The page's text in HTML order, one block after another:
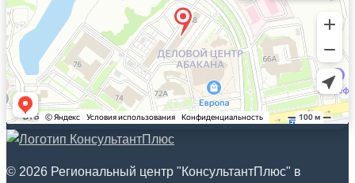
© 2026 Региональный центр "КонсультантПлюс" в